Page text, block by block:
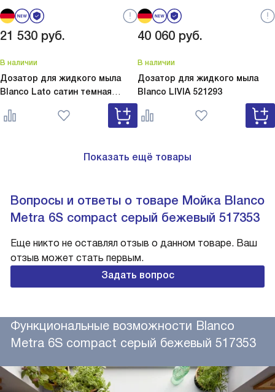
21 530 руб.
В наличии
Дозатор для жидкого мыла
Blanco Lato сатин темная
Lato сатин темная сталь
527743
40 060 руб.
В наличии
Дозатор для жидкого мыла
Blanco LIVIA 521293
Показать ещё товары
Вопросы и ответы о товаре Мойка Blanco
Metra 6S compact серый бежевый 517353
Еще никто не оставлял отзыв о данном товаре. Ваш
отзыв может стать первым.
Задать вопрос
Функциональные возможности Blanco
Metra 6S compact серый бежевый 517353